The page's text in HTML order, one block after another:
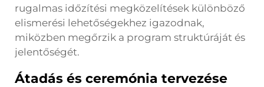
rugalmas időzítési megközelítések különböző
elismerési lehetőségekhez igazodnak,
miközben megőrzik a program struktúráját és
jelentőségét.
Átadás és ceremónia tervezése